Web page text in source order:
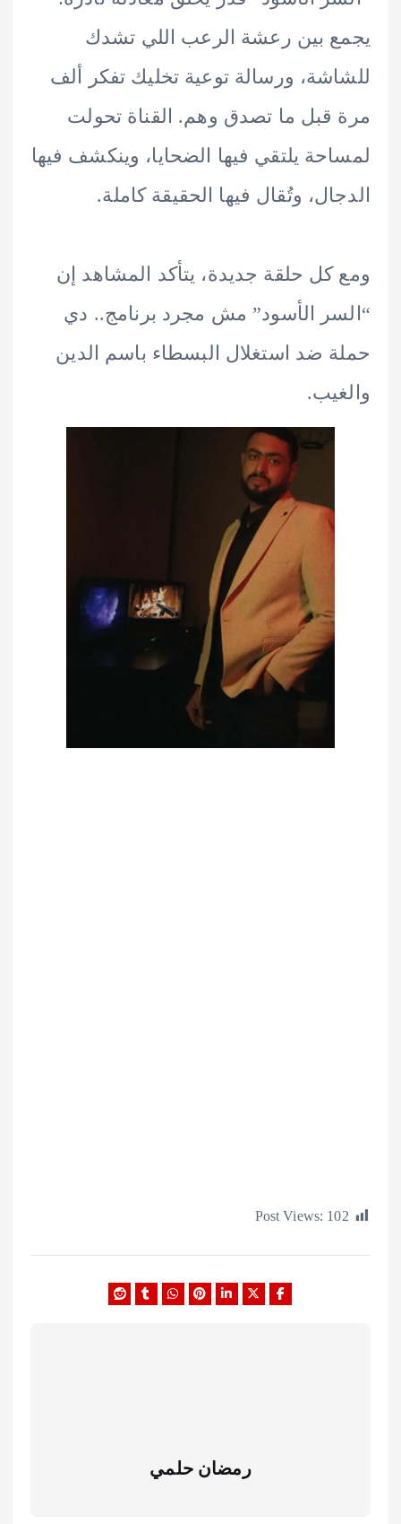
بين رعشة الرعب اللي تشدك
ورسالة توعية تخليك تفكر ألف
قبل ما تصدق وهم. القناة تحولت
يلتقي فيها الضحايا، وينكشف فيها
وتُقال فيها الحقيقة كاملة.
حلقة جديدة، يتأكد المشاهد إن
الأسود” مش مجرد برنامج.. دي
ضد استغلال البسطاء باسم الدين
Post Views:
رمضان حلمي